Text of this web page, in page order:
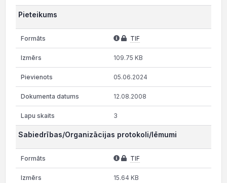
Pieteikums
TIF
109.75 KB
05.06.2024
12.08.2008
3
Sabiedrības/Organizācijas protokoli/lēmumi
TIF
15.64 KB